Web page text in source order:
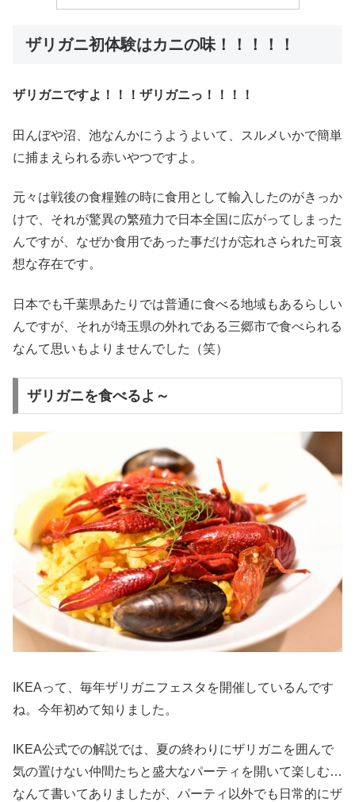
ザリガニ初体験はカニの味！！！！！
ザリガニですよ！！！ザリガニっ！！！！
田んぼや沼、池なんかにうようよいて、スルメいかで簡単
に捕まえられる赤いやつですよ。
元々は戦後の食糧難の時に食用として輸入したのがきっか
けで、それが驚異の繁殖力で日本全国に広がってしまった
んですが、なぜか食用であった事だけが忘れさられた可哀
想な存在です。
日本でも千葉県あたりでは普通に食べる地域もあるらしい
んですが、それが埼玉県の外れである三郷市で食べられる
なんて思いもよりませんでした（笑）
ザリガニを食べるよ～
IKEAって、毎年ザリガニフェスタを開催しているんです
ね。今年初めて知りました。
IKEA公式での解説では、夏の終わりにザリガニを囲んで
気の置けない仲間たちと盛大なパーティを開いて楽しむ…
なんて書いてありましたが、パーティ以外でも日常的にザ